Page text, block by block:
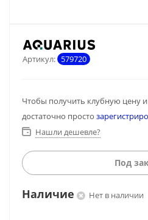
Артикул: 579720
Чтобы получить клубную цену
достаточно просто
Нашли дешевле?
Под
Наличие Нет в наличии